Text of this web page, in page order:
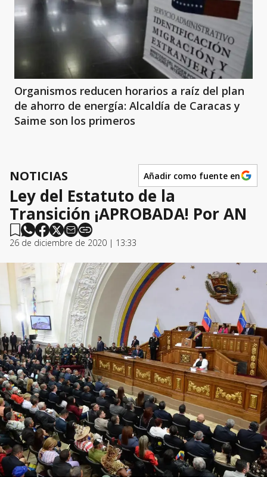
Organismos reducen horarios a raíz del plan
de ahorro de energía: Alcaldía de Caracas y
Saime son los primeros
NOTICIAS Añadir como fuente en
Ley del Estatuto de la
Transición ¡APROBADA! Por AN
26 de diciembre de 2020 | 13:33